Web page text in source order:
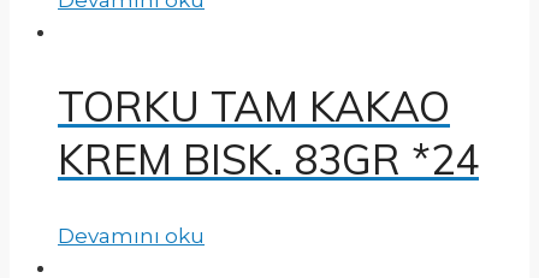
TORKU TAM KAKAO
KREM BISK. 83GR *24
Devamını oku